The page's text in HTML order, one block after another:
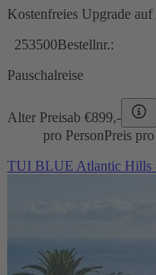
Kostenfreies Upgrade
253500Bestellnr.:
Pauschalreise
Alter Preisab €899,-
pro PersonPreis
TUI BLUE Atlantic Hills